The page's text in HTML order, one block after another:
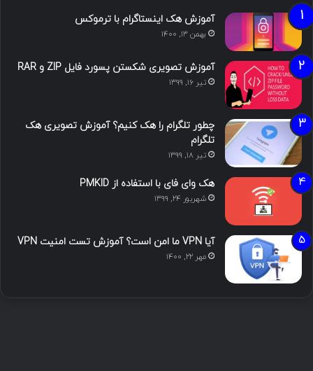
آموزش هک اینستاگرام با ترموکس
بهمن ۱۳, ۱۴۰۰
آموزش تصویری شکستن پسورد فایل ZIP و RAR
تیر ۱۶, ۱۳۹۹
چطور تلگرام را هک کنیم؟ آموزش تصویری هک
تلگرام
تیر ۱۸, ۱۳۹۹
هک وای فای با استفاده از PMKID
شهریور ۲۴, ۱۳۹۹
آیا VPN ما امن است؟ آموزش تست امنیت VPN
مهر ۲۲, ۱۴۰۰